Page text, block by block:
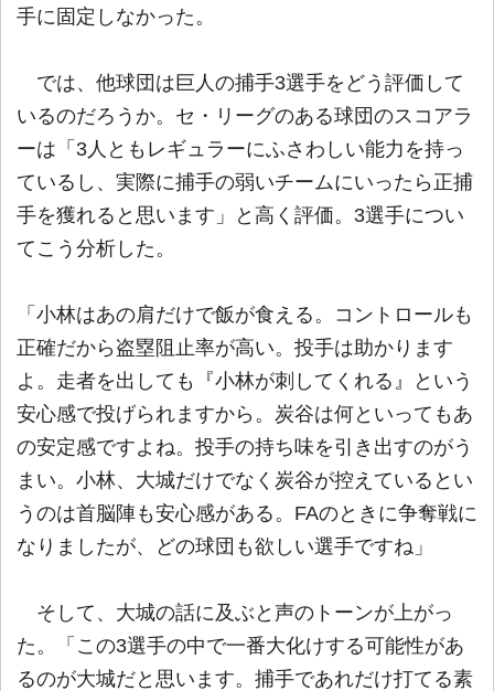
手に固定しなかった。
では、他球団は巨人の捕手3選手をどう評価して
いるのだろうか。セ・リーグのある球団のスコアラ
ーは「3人ともレギュラーにふさわしい能力を持っ
ているし、実際に捕手の弱いチームにいったら正捕
手を獲れると思います」と高く評価。3選手につい
てこう分析した。
「小林はあの肩だけで飯が食える。コントロールも
正確だから盗塁阻止率が高い。投手は助かります
よ。走者を出しても『小林が刺してくれる』という
安心感で投げられますから。炭谷は何といってもあ
の安定感ですよね。投手の持ち味を引き出すのがう
まい。小林、大城だけでなく炭谷が控えているとい
うのは首脳陣も安心感がある。FAのときに争奪戦に
なりましたが、どの球団も欲しい選手ですね」
そして、大城の話に及ぶと声のトーンが上がっ
た。「この3選手の中で一番大化けする可能性があ
るのが大城だと思います。捕手であれだけ打てる素